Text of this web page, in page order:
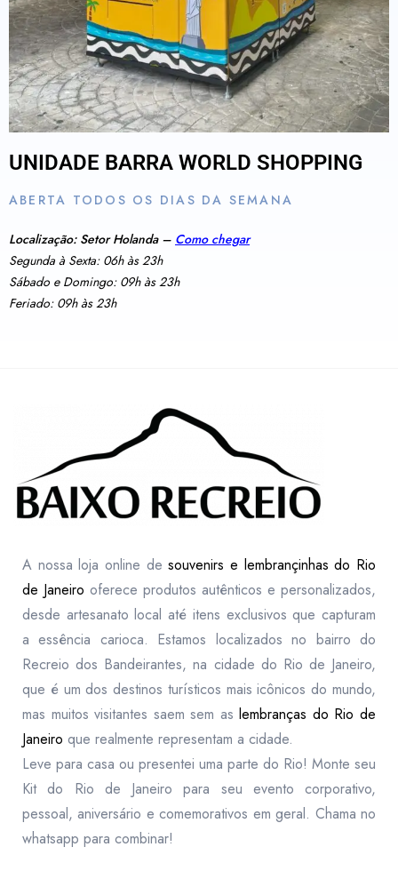
UNIDADE BARRA WORLD SHOPPING
ABERTA TODOS OS DIAS DA SEMANA
Localização: Setor Holanda – Como chegar
Segunda à Sexta: 06h às 23h
Sábado e Domingo: 09h às 23h
Feriado: 09h às 23h
A nossa loja online desouvenirs e lembrançinhas do Rio
de Janeiro oferece produtos autênticos e personalizados,
desde artesanato local até itens exclusivos que capturam
a essência carioca. Estamos localizados no bairro do
Recreio dos Bandeirantes, na cidade do Rio de Janeiro,
que é um dos destinos turísticos mais icônicos do mundo,
mas muitos visitantes saem sem aslembranças do Rio de
Janeiro que realmente representam a cidade.
Leve para casa ou presentei uma parte do Rio! Monte seu
Kit do Rio de Janeiro para seu evento corporativo,
pessoal, aniversário e comemorativos em geral. Chama no
whatsapp para combinar!